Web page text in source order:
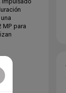
. Impulsado
MP para